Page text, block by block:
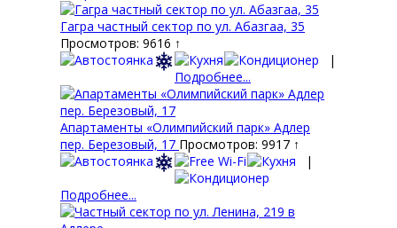
Гагра частный сектор по ул. Абазгаа, 35
Просмотров: 9616 ↑
|
Подробнее...
Апартаменты «Олимпийский парк» Адлер
пер. Березовый, 17 Просмотров: 9917 ↑
|
Подробнее...